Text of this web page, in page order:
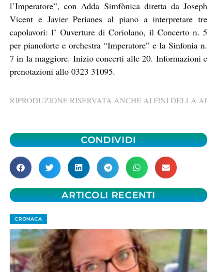
l’Imperatore”, con Adda Simfònica diretta da Joseph
Vicent e Javier Perianes al piano a interpretare tre
capolavori: l’ Ouverture di Coriolano, il Concerto n. 5
per pianoforte e orchestra “Imperatore” e la Sinfonia n.
7 in la maggiore. Inizio concerti alle 20. Informazioni e
prenotazioni allo 0323 31095.
RIPRODUZIONE RISERVATA ANCHE AI FINI DELLA AI
CONDIVIDI
ARTICOLI RECENTI
CRONACA